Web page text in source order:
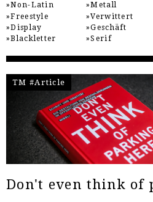
Non-Latin
Freestyle
Display
Blackletter
Metall
Verwittert
Geschäft
Serif
TM #Article
Don't even think of